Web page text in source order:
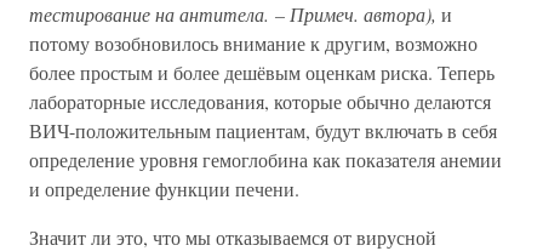
тестирование на антитела. – Примеч. автора), и
потому возобновилось внимание к другим, возможно
более простым и более дешёвым оценкам риска. Теперь
лабораторные исследования, которые обычно делаются
ВИЧ-положительным пациентам, будут включать в себя
определение уровня гемоглобина как показателя анемии
и определение функции печени.
Значит ли это, что мы отказываемся от вирусной